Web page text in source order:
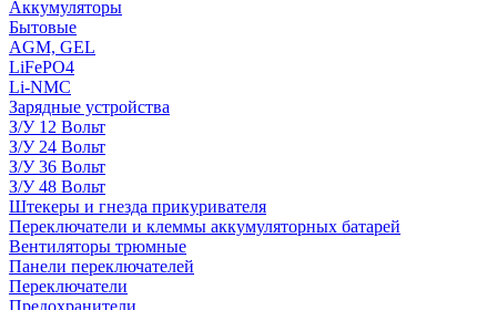
Аккумуляторы
Бытовые
AGM, GEL
LiFePO4
Li-NMC
Зарядные устройства
З/У 12 Вольт
З/У 24 Вольт
З/У 36 Вольт
З/У 48 Вольт
Штекеры и гнезда прикуривателя
Переключатели и клеммы аккумуляторных батарей
Вентиляторы трюмные
Панели переключателей
Переключатели
Предохранители